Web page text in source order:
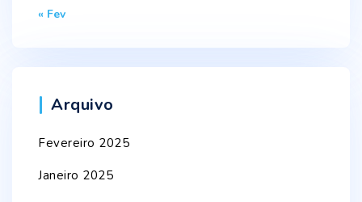
« Fev
Arquivo
Fevereiro 2025
Janeiro 2025